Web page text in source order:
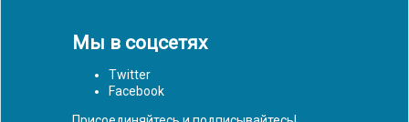
Мы в соцсетях
Twitter
Facebook